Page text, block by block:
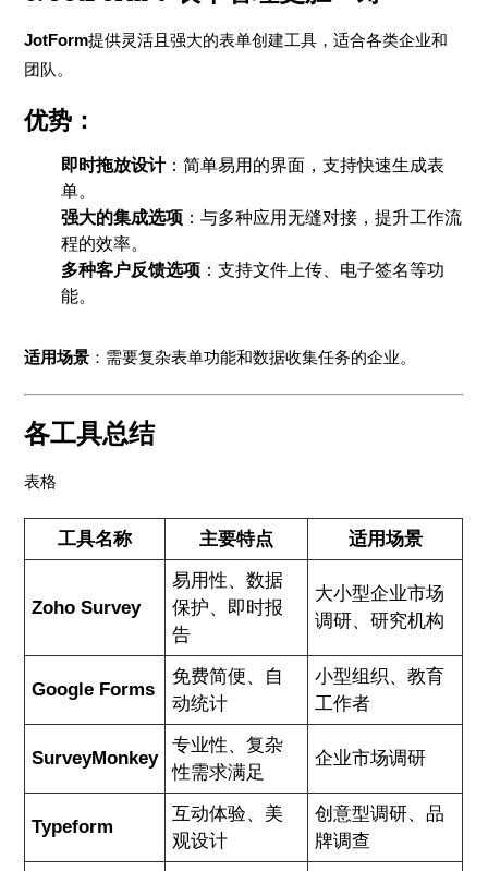
JotForm提供灵活且强大的表单创建工具，适合各类企业和
团队。
优势：
即时拖放设计：简单易用的界面，支持快速生成表
单。
强大的集成选项 ：与多种应用无缝对接，提升工作流
程的效率。
多种客户反馈选项 ：支持文件上传、电子签名等功
能。
适用场景 ：需要复杂表单功能和数据收集任务的企业。
各工具总结
表格
工具名称 主要特点 适用场景
Zoho Survey
易用性、数据
保护、即时报
告
大小型企业市场
调研、研究机构
Google Forms
免费简便、自
动统计
小型组织、教育
工作者
SurveyMonkey
专业性、复杂
性需求满足
企业市场调研
Typeform
互动体验、美
观设计
创意型调研、品
牌调查